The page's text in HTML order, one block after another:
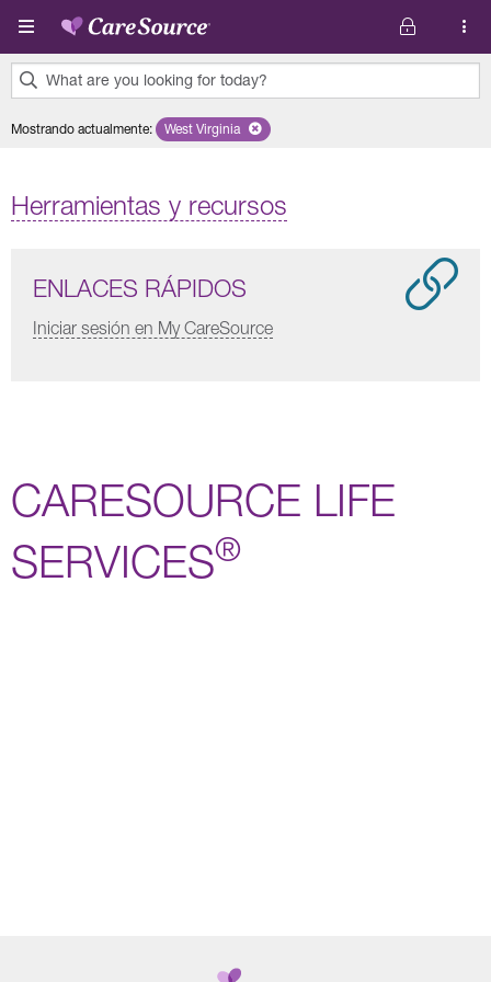
Pasar al contenido principal
What are you looking for today?
results
Mostrando actualmente: Remove selected state 'West Virginia'
West Virginia
Herramientas y recursos
ENLACES RÁPIDOS
Iniciar sesión en My CareSource
CARESOURCE LIFE
SERVICES®